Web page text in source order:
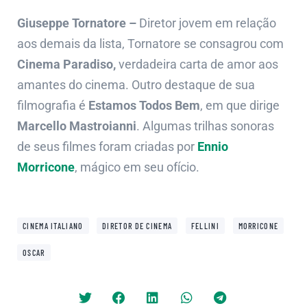
Giuseppe Tornatore – Diretor jovem em relação
aos demais da lista, Tornatore se consagrou com
Cinema Paradiso,verdadeira carta de amor aos
amantes do cinema. Outro destaque de sua
filmografia é Estamos Todos Bem, em que dirige
Marcello Mastroianni. Algumas trilhas sonoras
de seus filmes foram criadas por Ennio
Morricone, mágico em seu ofício.
CINEMA ITALIANO DIRETOR DE CINEMA FELLINI MORRICONE
OSCAR